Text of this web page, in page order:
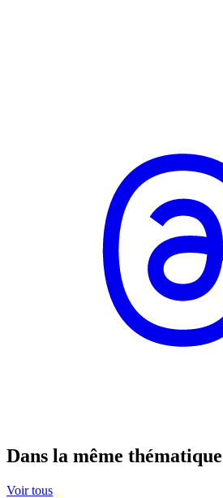
Dans la même thématique
Voir tous